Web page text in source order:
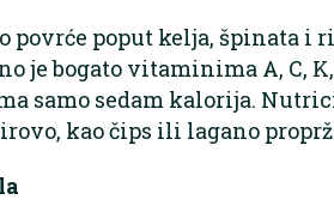
povrće poput kelja, špinata i
je bogato vitaminima A, C,
samo sedam kalorija.
kao čips ili lagano